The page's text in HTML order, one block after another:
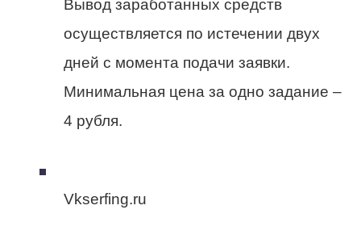
Вывод заработанных средств
осуществляется по истечении двух
дней с момента подачи заявки.
Минимальная цена за одно задание –
4 рубля.
Vkserfing.ru